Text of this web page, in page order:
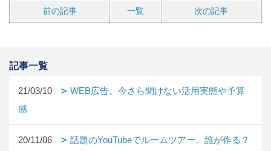
前の記事 一覧 次の記事
記事一覧
21/03/10
WEB広告。今さら聞けない活用実態や予算
感
20/11/06
話題のYouTubeでルームツアー。誰が作る？